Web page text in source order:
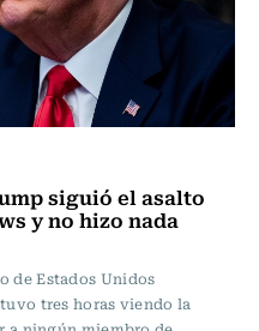
siguió el asalto
y no hizo nada
de Estados Unidos
tres horas viendo la